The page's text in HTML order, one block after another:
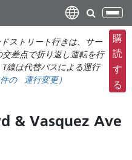
ン
ン
ナ
ビ
ゲ
ー
シ
ョ
の
ストリート行きは、サー
差点で折り返し運転を行
線は代替バスによる運行
の 運行変更）
購
読
す
る
& Vasquez Ave